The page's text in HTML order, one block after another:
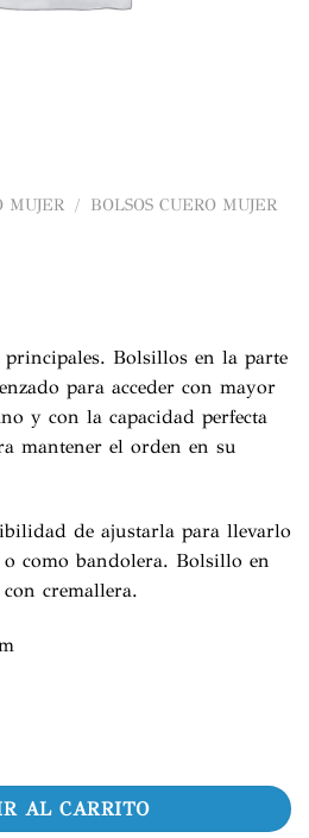
MUJER / BOLSOS CUERO MUJER
Bolsillos en la parte
para acceder con mayor
y con la capacidad perfecta
mantener el orden en su
de ajustarla para llevarlo
como bandolera. Bolsillo en
cremallera.
AL CARRITO